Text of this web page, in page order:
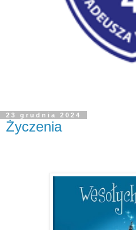
23 grudnia 2024
Życzenia